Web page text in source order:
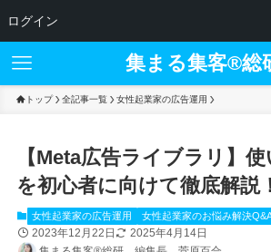
ログイン
集まる集客®︎総
トップ 全記事一覧 女性起業家の広告運用
【Meta広告ライブラリ】
を初心者に向けて徹底解説！
女性起業家の広告運用 女性起業家のお悩み解決
2023年12月22日
2025年4月14日